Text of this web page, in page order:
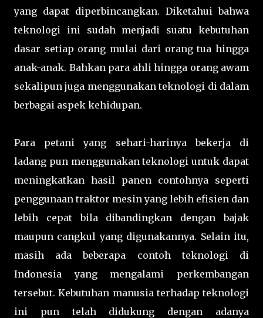
yang dapat diperbincangkan. Diketahui bahwa
teknologi ini sudah menjadi suatu kebutuhan
dasar setiap orang mulai dari orang tua hingga
anak-anak. Bahkan para ahli hingga orang awam
sekalipun juga menggunakan teknologi di dalam
berbagai aspek kehidupan.
Para petani yang sehari-harinya bekerja di
ladang pun menggunakan teknologi untuk dapat
meningkatkan hasil panen contohnya seperti
penggunaan traktor mesin yang lebih efisien dan
lebih cepat bila dibandingkan dengan bajak
maupun cangkul yang digunakannya. Selain itu,
masih ada beberapa contoh teknologi di
Indonesia yang mengalami perkembangan
tersebut. Kebutuhan manusia terhadap teknologi
ini pun telah didukung dengan adanya